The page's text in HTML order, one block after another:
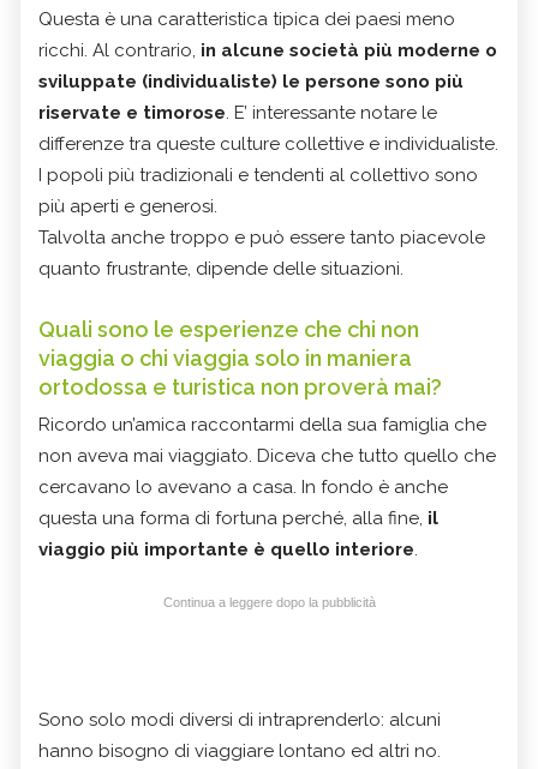
Questa è una caratteristica tipica dei paesi meno
ricchi. Al contrario, in alcune società più moderne o
sviluppate (individualiste) le persone sono più
riservate e timorose. E’ interessante notare le
differenze tra queste culture collettive e individualiste.
I popoli più tradizionali e tendenti al collettivo sono
più aperti e generosi.
Talvolta anche troppo e può essere tanto piacevole
quanto frustrante, dipende delle situazioni.
Quali sono le esperienze che chi non
viaggia o chi viaggia solo in maniera
ortodossa e turistica non proverà mai?
Ricordo un’amica raccontarmi della sua famiglia che
non aveva mai viaggiato. Diceva che tutto quello che
cercavano lo avevano a casa. In fondo è anche
questa una forma di fortuna perché, alla fine, il
viaggio più importante è quello interiore.
Continua a leggere dopo la pubblicità
Sono solo modi diversi di intraprenderlo: alcuni
hanno bisogno di viaggiare lontano ed altri no.